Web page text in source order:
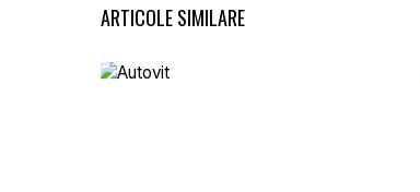
ARTICOLE SIMILARE